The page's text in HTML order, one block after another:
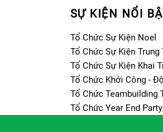
SỰ KIỆN NỔI
Tổ Chức Sự Kiện Noel
Tổ Chức Sự Kiện Trung
Tổ Chức Sự Kiện Khai
Tổ Chức Khởi Công -
Tổ Chức Teambuilding
Tổ Chức Year End